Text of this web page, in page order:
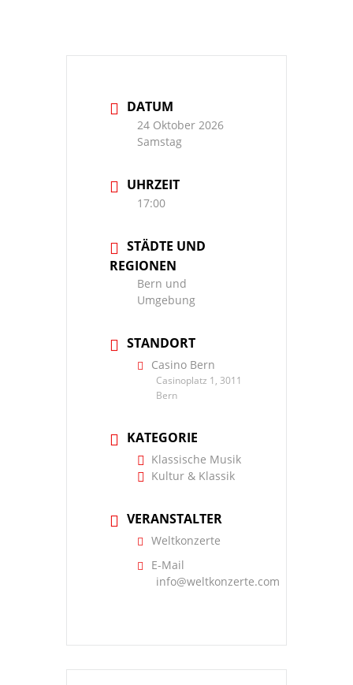
DATUM
24 Oktober 2026
Samstag
UHRZEIT
17:00
STÄDTE UND
REGIONEN
Bern und
Umgebung
STANDORT
Casino Bern
Casinoplatz 1, 3011
Bern
KATEGORIE
Klassische Musik
Kultur & Klassik
VERANSTALTER
Weltkonzerte
E-Mail
info@weltkonzerte.com